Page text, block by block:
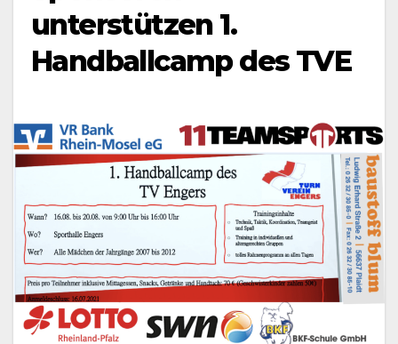
unterstützen 1.
Handballcamp des TVE